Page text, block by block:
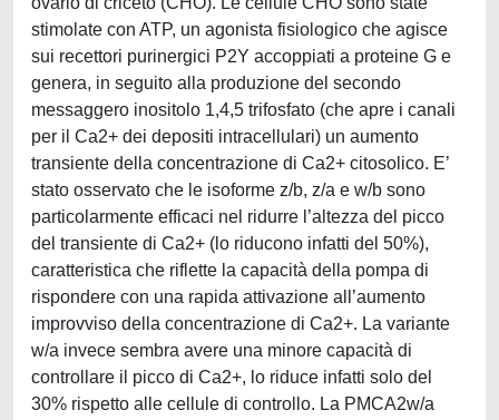
stimolate con ATP, un agonista fisiologico che agisce
sui recettori purinergici P2Y accoppiati a proteine G e
genera, in seguito alla produzione del secondo
messaggero inositolo 1,4,5 trifosfato (che apre i canali
per il Ca2+ dei depositi intracellulari) un aumento
transiente della concentrazione di Ca2+ citosolico. E’
stato osservato che le isoforme z/b, z/a e w/b sono
particolarmente efficaci nel ridurre l’altezza del picco
del transiente di Ca2+ (lo riducono infatti del 50%),
caratteristica che riflette la capacità della pompa di
rispondere con una rapida attivazione all’aumento
improvviso della concentrazione di Ca2+. La variante
w/a invece sembra avere una minore capacità di
controllare il picco di Ca2+, lo riduce infatti solo del
30% rispetto alle cellule di controllo. La PMCA2w/a